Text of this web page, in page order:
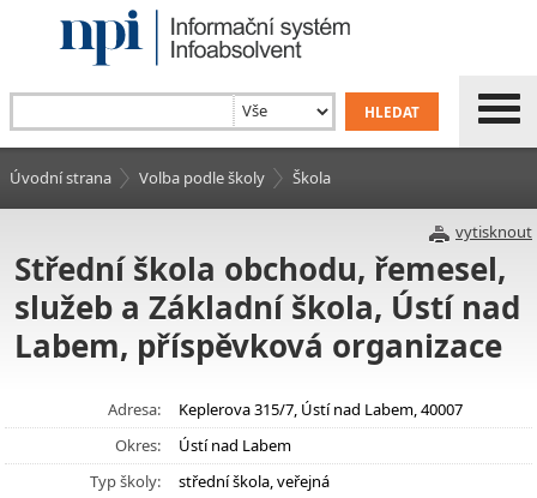
Úvodní strana Volba podle školy Škola
vytisknout
Střední škola obchodu, řemesel,
služeb a Základní škola, Ústí nad
Labem, příspěvková organizace
Adresa:
Keplerova 315/7, Ústí nad Labem, 40007
Okres:
Ústí nad Labem
Typ školy:
střední škola, veřejná